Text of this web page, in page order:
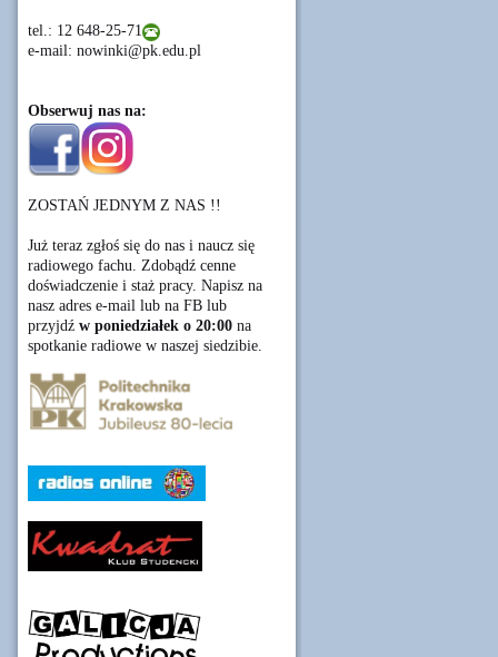
tel.: 12 648-25-71
e-mail: nowinki@pk.edu.pl
Obserwuj nas na:
ZOSTAŃ JEDNYM Z NAS !!
Już teraz zgłoś się do nas i naucz się
radiowego fachu. Zdobądź cenne
doświadczenie i staż pracy. Napisz na
nasz adres e-mail lub na FB lub
przyjdź w poniedziałek o 20:00 na
spotkanie radiowe w naszej siedzibie.